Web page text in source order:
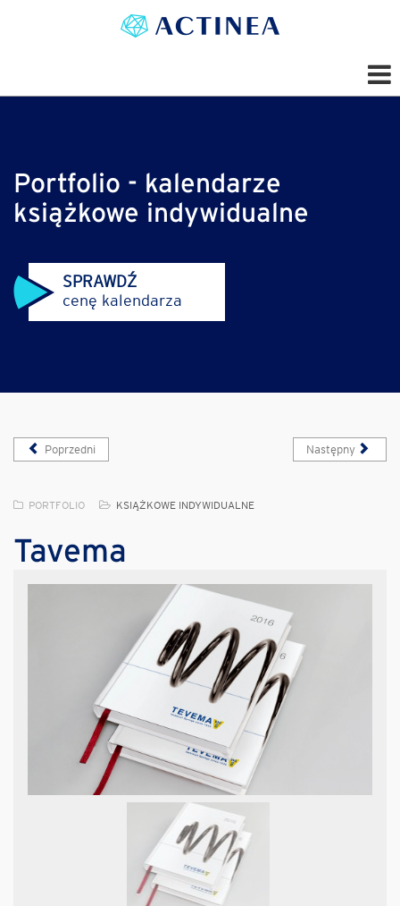
Portfolio - kalendarze
książkowe indywidualne
SPRAWDŹ
cenę kalendarza
Poprzedni Następny
PORTFOLIO KSIĄŻKOWE INDYWIDUALNE
Tavema